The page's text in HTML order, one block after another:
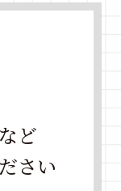
ど
さい